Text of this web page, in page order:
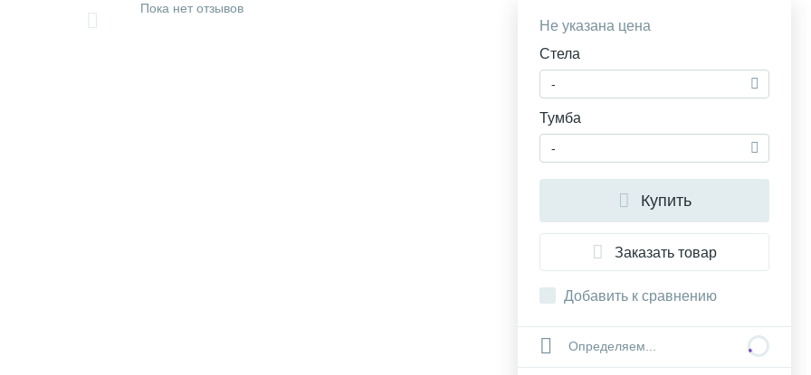
Пока нет отзывов
Не указана цена
Стела
-
Тумба
-
Купить
Заказать товар
Добавить к сравнению
Определяем...